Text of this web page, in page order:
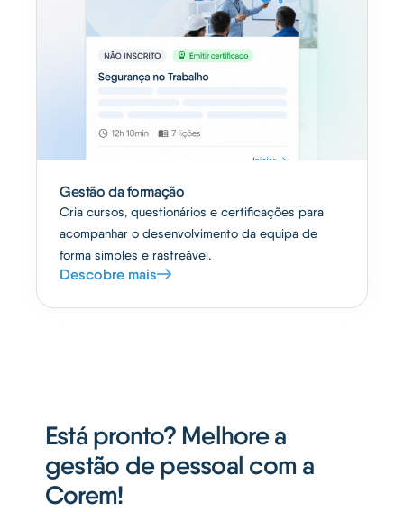
Gestão da formação
Cria cursos, questionários e certificações para
acompanhar o desenvolvimento da equipa de
forma simples e rastreável.
Descobre mais
Está pronto? Melhore a
gestão de pessoal com a
Corem!